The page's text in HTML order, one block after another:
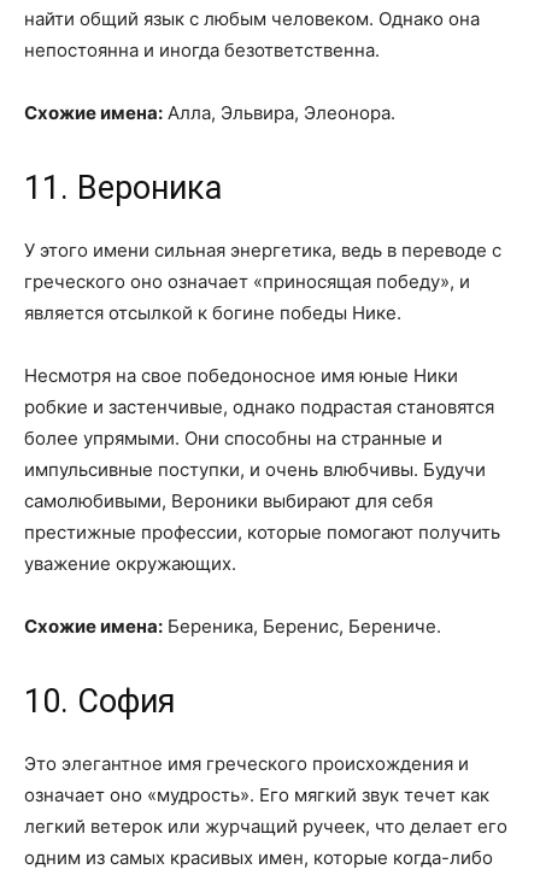
найти общий язык с любым человеком. Однако она
непостоянна и иногда безответственна.
Схожие имена: Алла, Эльвира, Элеонора.
11. Вероника
У этого имени сильная энергетика, ведь в переводе с
греческого оно означает «приносящая победу», и
является отсылкой к богине победы Нике.
Несмотря на свое победоносное имя юные Ники
робкие и застенчивые, однако подрастая становятся
более упрямыми. Они способны на странные и
импульсивные поступки, и очень влюбчивы. Будучи
самолюбивыми, Вероники выбирают для себя
престижные профессии, которые помогают получить
уважение окружающих.
Схожие имена: Береника, Беренис, Берениче.
10. София
Это элегантное имя греческого происхождения и
означает оно «мудрость». Его мягкий звук течет как
легкий ветерок или журчащий ручеек, что делает его
одним из самых красивых имен, которые когда-либо